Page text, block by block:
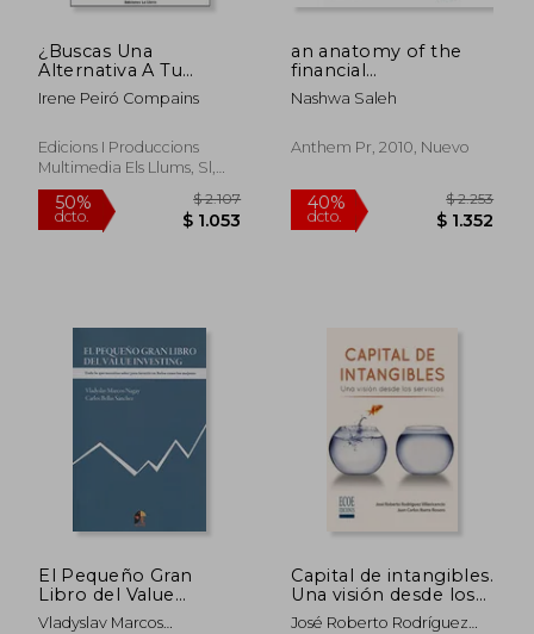
35% 30%
35%
dcto.
35%
dcto.
¿Buscas Una
Alternativa A Tu
Banco? : Preguntas Y
Respuestas Sobre
Irene Peiró Compains
Edicions I Produccions
Multimedia Els Llums, Sl,
Tapa Blanda, Nuevo
an anatomy of the
financial
crisis,blowing
tumbleweed
Nashwa Saleh
Anthem Pr, 2010, Nuevo
El Pequeño Gran
Libro del Value
Investing
Vladyslav Marcos
Capital de intangibles.
Una visión desde los
servicios – 1ra edición
José Roberto Rodríguez